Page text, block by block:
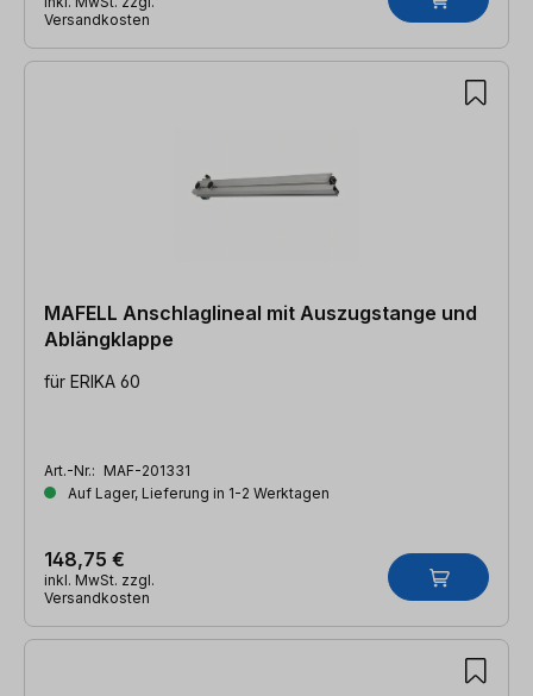
Versandkosten
MAFELL Anschlaglineal mit Auszugstange und
Ablängklappe
für ERIKA 60
Art.-Nr.: MAF-201331
Auf Lager, Lieferung in 1-2 Werktagen
148,75 €
inkl. MwSt. zzgl.
Versandkosten